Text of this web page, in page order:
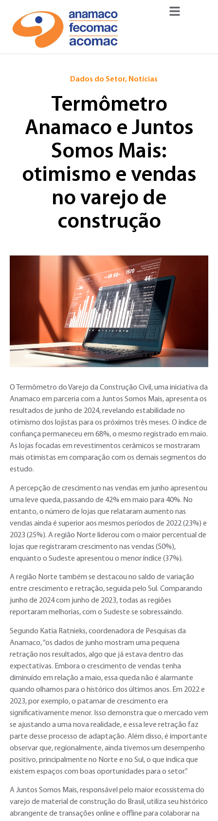
Dados do Setor, Notícias
Termômetro
Anamaco e Juntos
Somos Mais:
otimismo e vendas
no varejo de
construção
O Termômetro do Varejo da Construção Civil, uma iniciativa da
Anamaco em parceria com a Juntos Somos Mais, apresenta os
resultados de junho de 2024, revelando estabilidade no
otimismo dos lojistas para os próximos três meses. O índice de
confiança permaneceu em 68%, o mesmo registrado em maio.
As lojas focadas em revestimentos cerâmicos se mostraram
mais otimistas em comparação com os demais segmentos do
estudo.
A percepção de crescimento nas vendas em junho apresentou
uma leve queda, passando de 42% em maio para 40%. No
entanto, o número de lojas que relataram aumento nas
vendas ainda é superior aos mesmos períodos de 2022 (23%) e
2023 (25%). A região Norte liderou com o maior percentual de
lojas que registraram crescimento nas vendas (50%),
enquanto o Sudeste apresentou o menor índice (37%).
A região Norte também se destacou no saldo de variação
entre crescimento e retração, seguida pelo Sul. Comparando
junho de 2024 com junho de 2023, todas as regiões
reportaram melhorias, com o Sudeste se sobressaindo.
Segundo Katia Ratnieks, coordenadora de Pesquisas da
Anamaco, “os dados de junho mostram uma pequena
retração nos resultados, algo que já estava dentro das
expectativas. Embora o crescimento de vendas tenha
diminuído em relação a maio, essa queda não é alarmante
quando olhamos para o histórico dos últimos anos. Em 2022 e
2023, por exemplo, o patamar de crescimento era
significativamente menor. Isso demonstra que o mercado vem
se ajustando a uma nova realidade, e essa leve retração faz
parte desse processo de adaptação. Além disso, é importante
observar que, regionalmente, ainda tivemos um desempenho
positivo, principalmente no Norte e no Sul, o que indica que
existem espaços com boas oportunidades para o setor.”
A Juntos Somos Mais, responsável pelo maior ecossistema do
varejo de material de construção do Brasil, utiliza seu histórico
abrangente de transações online e offline para colaborar na